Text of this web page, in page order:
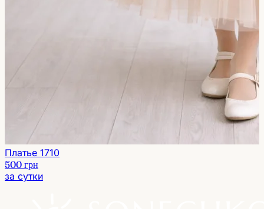
Платье 1710
500 грн
за сутки